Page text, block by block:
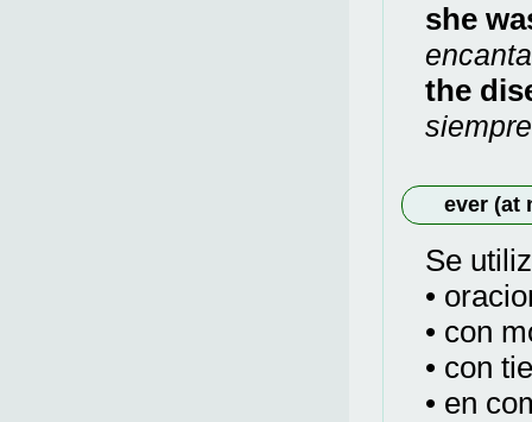
she
the
ever (at
Se
•
• con
• con
• en